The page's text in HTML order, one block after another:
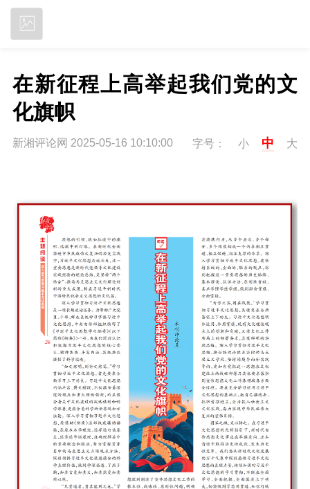
在新征程上高举起我们党的文
化旗帜
新湘评论网 2025-05-16 10:10:00 字号： 小 中 大